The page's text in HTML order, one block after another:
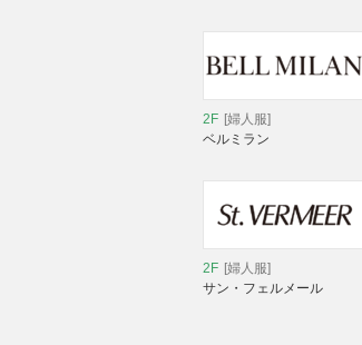
2F [婦人服]
ベルミラン
2F [婦人服]
サン・フェルメール